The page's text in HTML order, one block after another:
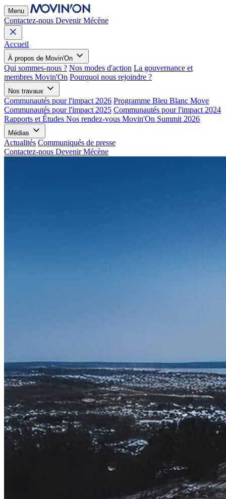
Menu
Contactez-nous Devenir Mécène
Accueil
À propos de Movin'On
Qui sommes-nous ? Nos modes d'action La gouvernance et
membres Movin'On Pourquoi nous rejoindre ?
Nos travaux
Communautés pour l'impact 2026 Programme Bleu Blanc Move
Communautés pour l'impact 2025 Communautés pour l'impact 2024
Rapports et Études Nos rendez-vous Movin'On Summit 2026
Médias
Actualités Communiqués de presse
Contactez-nous Devenir Mécène